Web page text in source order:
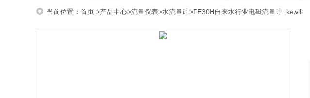
当前位置： 首页 >产品中心>流量仪表>水流量计>FE30H自来水行业电磁流量计_kewill